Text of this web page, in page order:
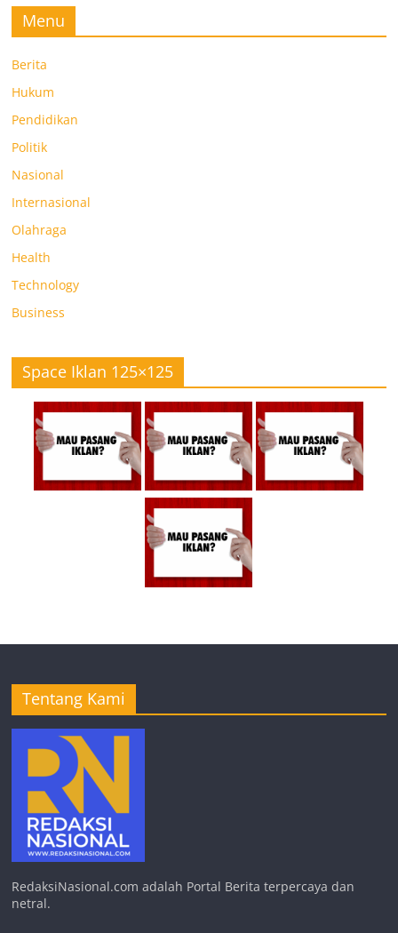
Menu
Berita
Hukum
Pendidikan
Politik
Nasional
Internasional
Olahraga
Health
Technology
Business
Space Iklan 125×125
Tentang Kami
RedaksiNasional.com adalah Portal Berita terpercaya dan
netral.